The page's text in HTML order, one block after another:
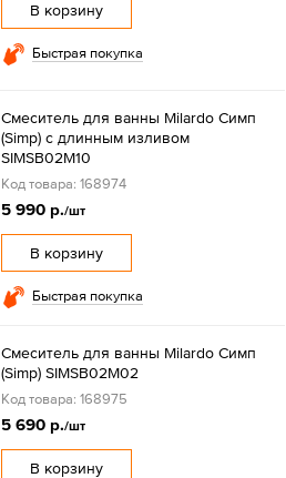
В корзину
Быстрая покупка
Смеситель для ванны Milardo Симп
(Simp) с длинным изливом
SIMSB02M10
Код товара: 168974
5 990 р./шт
В корзину
Быстрая покупка
Смеситель для ванны Milardo Симп
(Simp) SIMSB02M02
Код товара: 168975
5 690 р./шт
В корзину